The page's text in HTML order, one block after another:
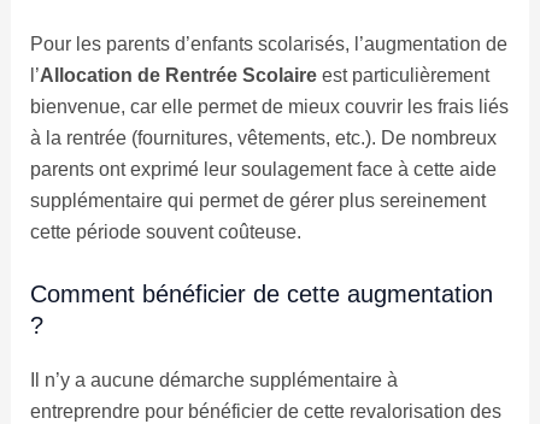
Pour les parents d’enfants scolarisés, l’augmentation de
l’Allocation de Rentrée Scolaireest particulièrement
bienvenue, car elle permet de mieux couvrir les frais liés
à la rentrée (fournitures, vêtements, etc.). De nombreux
parents ont exprimé leur soulagement face à cette aide
supplémentaire qui permet de gérer plus sereinement
cette période souvent coûteuse.
Comment bénéficier de cette augmentation
?
Il n’y a aucune démarche supplémentaire à
entreprendre pour bénéficier de cette revalorisation des